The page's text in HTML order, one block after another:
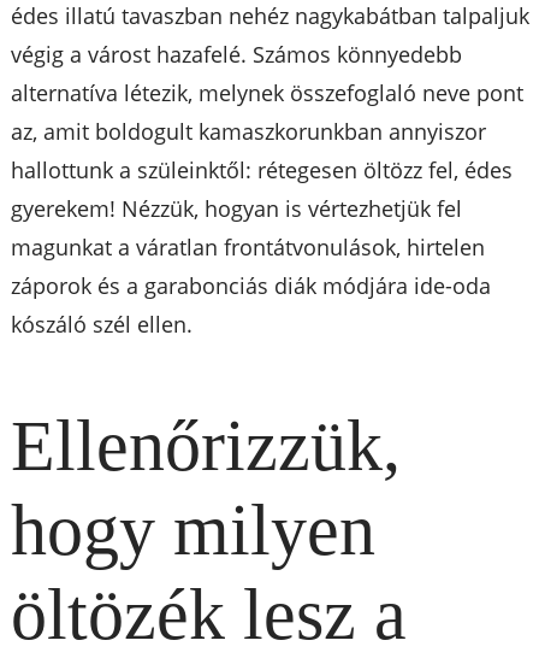
édes illatú tavaszban nehéz nagykabátban talpaljuk
végig a várost hazafelé. Számos könnyedebb
alternatíva létezik, melynek összefoglaló neve pont
az, amit boldogult kamaszkorunkban annyiszor
hallottunk a szüleinktől: rétegesen öltözz fel, édes
gyerekem! Nézzük, hogyan is vértezhetjük fel
magunkat a váratlan frontátvonulások, hirtelen
záporok és a garabonciás diák módjára ide-oda
kószáló szél ellen.
Ellenőrizzük,
hogy milyen
öltözék lesz a